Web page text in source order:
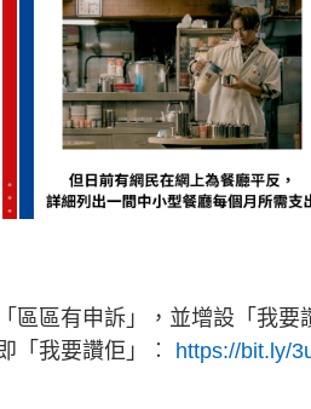
區區有申訴」，並增設「我
「我要讚佢」︰ https://bit.ly/